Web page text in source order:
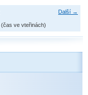
Další →
(čas ve vteřinách)